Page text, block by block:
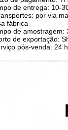
de entrega: 10-
por via
fábrica
de amostragem:
de exportação:
pós-venda: 24